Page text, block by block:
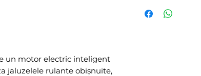
un motor electric inteligent
jaluzelele rulante obișnuite,
T1S